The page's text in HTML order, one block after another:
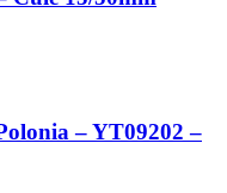
– YT09202 –